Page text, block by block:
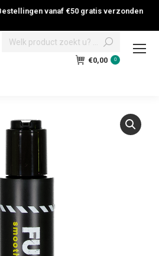
vanaf €50 gratis verzonden
Search:
€0,00 0